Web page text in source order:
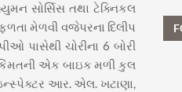
સોર્સિસ તથા ટેક્નિકલ
મેળવી વજેપરના દિલીપ
પાસેથી ચોરીના 6 બોરી
એક બાઇક મળી કુલ
આર. એલ. ખટાણા,